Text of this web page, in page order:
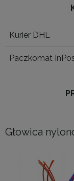
Kurier DHL
Paczkomat
Głowica